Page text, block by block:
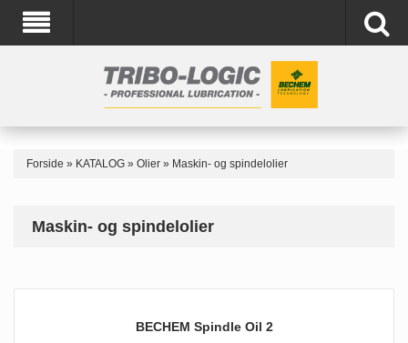
Forside » KATALOG » Olier » Maskin- og spindelolier
Maskin- og spindelolier
BECHEM Spindle Oil 2